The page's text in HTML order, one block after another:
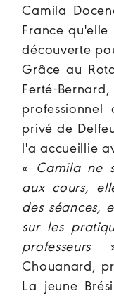
Camila
France
découverte
Grâce au
Ferté-
privé de
l'a accueillie
« Camila ne
aux cours,
des séances,
sur les
professeurs»
Chouanard,
La jeune